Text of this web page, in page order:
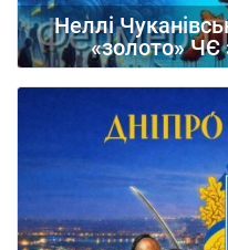
Неллі
«золото» ЧЄ